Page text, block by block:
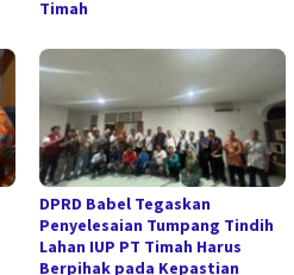
Timah
DPRD Babel Tegaskan
Penyelesaian Tumpang Tindih
Lahan IUP PT Timah Harus
Berpihak pada Kepastian